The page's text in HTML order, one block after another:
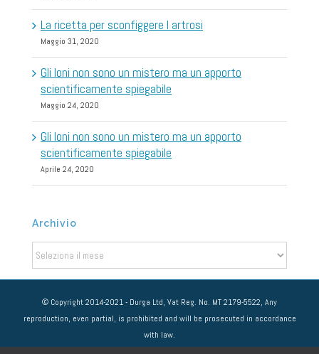
La ricetta per sconfiggere l artrosi
Maggio 31, 2020
Gli Ioni non sono un mistero ma un apporto
scientificamente spiegabile
Maggio 24, 2020
Gli Ioni non sono un mistero ma un apporto
scientificamente spiegabile
Aprile 24, 2020
Archivio
Archivio
© Copyright 2014-2021 - Durga Ltd, Vat Reg. No. MT 2179-5522, Any
reproduction, even partial, is prohibited and will be prosecuted in accordance
with law.